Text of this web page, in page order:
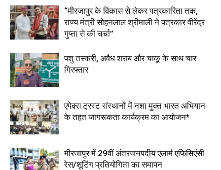
“मीरजापुर के विकास से लेकर पत्रकारिता तक,
राज्य मंत्री सोहनलाल श्रीमाली ने पत्रकार वीरेंद्र
गुप्ता से की चर्चा”
पशु तस्करी, अवैध शराब और चाकू के साथ चार
गिरफ्तार
एपेक्स ट्रस्ट संस्थानों में नशा मुक्त भारत अभियान
के तहत जागरूकता कार्यक्रम का आयोजन*
मीरजापुर में 29वीं अंतरजनपदीय एलार्म एफिसिएंसी
रेस/शूटिंग प्रतियोगिता का समापन